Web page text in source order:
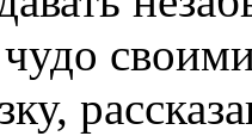
чудо